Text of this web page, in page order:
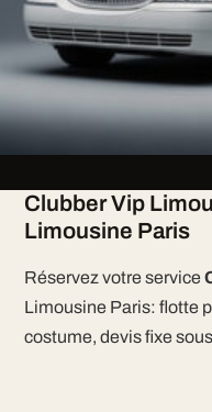
Clubber Vip
Limousine Paris
Réservez votre service
Limousine Paris: flotte
costume, devis fixe